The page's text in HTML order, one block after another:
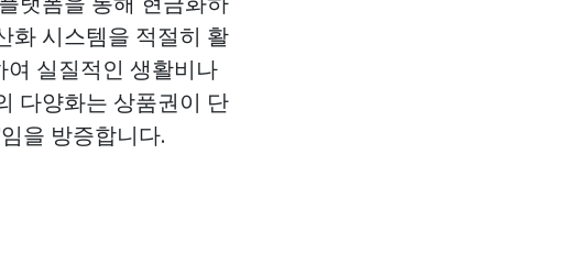
화 시스템을 적절히 활
여 실질적인 생활비나
다양화는 상품권이 단
을 방증합니다.